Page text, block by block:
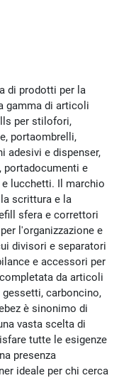
di prodotti per la
gamma di articoli
per stilofori,
portaombrelli,
adesivi e dispenser,
portadocumenti e
lucchetti. Il marchio
scrittura e la
sfera e correttori
l'organizzazione e
divisori e separatori
e accessori per
da articoli
carboncino,
è sinonimo di
vasta scelta di
tutte le esigenze
presenza
ideale per chi cerca